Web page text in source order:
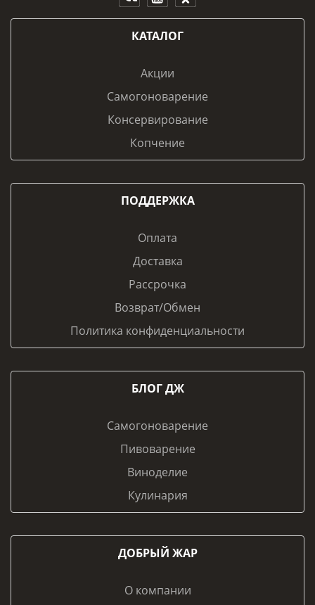
КАТАЛОГ
Акции
Самогоноварение
Консервирование
Копчение
ПОДДЕРЖКА
Оплата
Доставка
Рассрочка
Возврат/Обмен
Политика конфиденциальности
БЛОГ ДЖ
Самогоноварение
Пивоварение
Виноделие
Кулинария
ДОБРЫЙ ЖАР
О компании